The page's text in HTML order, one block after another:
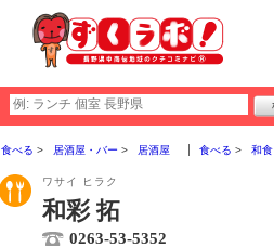
食べる 居酒屋・バー 居酒屋 食べる 和食
ワサイ ヒラク
和彩 拓
0263-53-5352